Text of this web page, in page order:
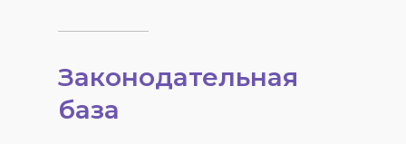
Законодательная
база